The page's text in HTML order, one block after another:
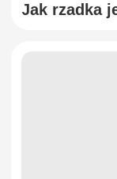
Jak rzadka